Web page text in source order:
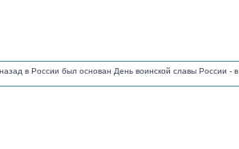
в России был основан День воинской славы России - в